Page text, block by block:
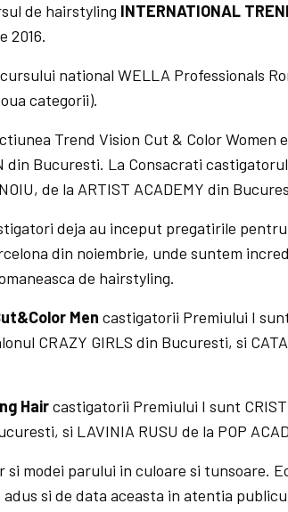
de hairstyling INTERNATIONAL
2016.
national WELLA Professionals
categorii).
Trend Vision Cut & Color Women
din Bucuresti. La Consacrati
de la ARTIST ACADEMY din
deja au inceput pregatirile
din noiembrie, unde suntem
de hairstyling.
Men castigatorii Premiului I
CRAZY GIRLS din Bucuresti, si
Haircastigatorii Premiului I sunt
si LAVINIA RUSU de la POP
si modei parului in culoare si tunsoare.
adus si de data aceasta in atentia